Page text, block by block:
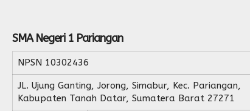
SMA Negeri 1 Pariangan
NPSN 10302436
JL. Ujung Ganting, Jorong, Simabur, Kec. Pariangan,
Kabupaten Tanah Datar, Sumatera Barat 27271